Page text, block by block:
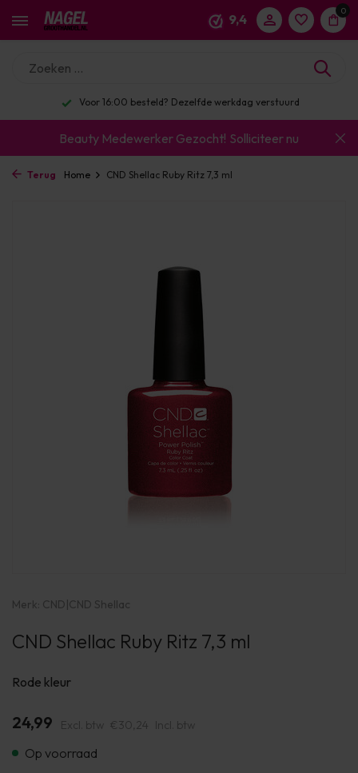
9,4
0
Voor 16:00 besteld? Dezelfde werkdag verstuurd
Beauty Medewerker Gezocht! Solliciteer nu
Terug Home CND Shellac Ruby Ritz 7,3 ml
Merk: CND|CND Shellac
CND Shellac Ruby Ritz 7,3 ml
Rode kleur
24,99 Excl. btw €30,24 Incl. btw
Op voorraad